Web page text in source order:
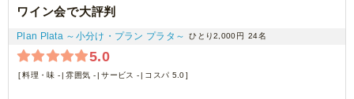
ワイン会で大評判
Plan Plata ～小分け・プラン プラタ～ ひとり2,000円 24名
5.0
料理・味 - 雰囲気 - サービス - コスパ 5.0